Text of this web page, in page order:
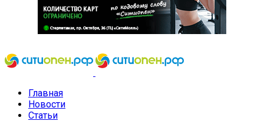
Главная
Новости
Статьи